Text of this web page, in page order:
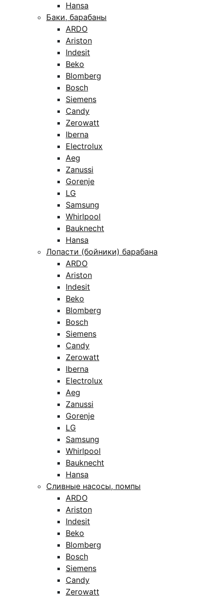
Hansa
Баки, барабаны
ARDO
Ariston
Indesit
Beko
Blomberg
Bosch
Siemens
Candy
Zerowatt
Iberna
Electrolux
Aeg
Zanussi
Gorenje
LG
Samsung
Whirlpool
Bauknecht
Hansa
Лопасти (бойники) барабана
ARDO
Ariston
Indesit
Beko
Blomberg
Bosch
Siemens
Candy
Zerowatt
Iberna
Electrolux
Aeg
Zanussi
Gorenje
LG
Samsung
Whirlpool
Bauknecht
Hansa
Сливные насосы, помпы
ARDO
Ariston
Indesit
Beko
Blomberg
Bosch
Siemens
Candy
Zerowatt